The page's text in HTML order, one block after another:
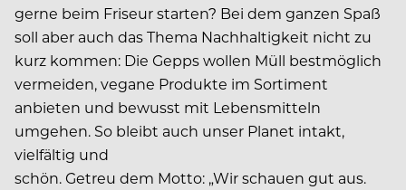
gerne beim Friseur starten? Bei dem ganzen Spaß
soll aber auch das Thema Nachhaltigkeit nicht zu
kurz kommen: Die Gepps wollen Müll bestmöglich
vermeiden, vegane Produkte im Sortiment
anbieten und bewusst mit Lebensmitteln
umgehen. So bleibt auch unser Planet intakt,
vielfältig und
schön. Getreu dem Motto: „Wir schauen gut aus.